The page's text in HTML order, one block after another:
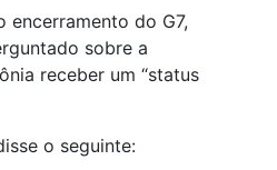
encerramento do G7,
sobre a
receber um “status
o seguinte: